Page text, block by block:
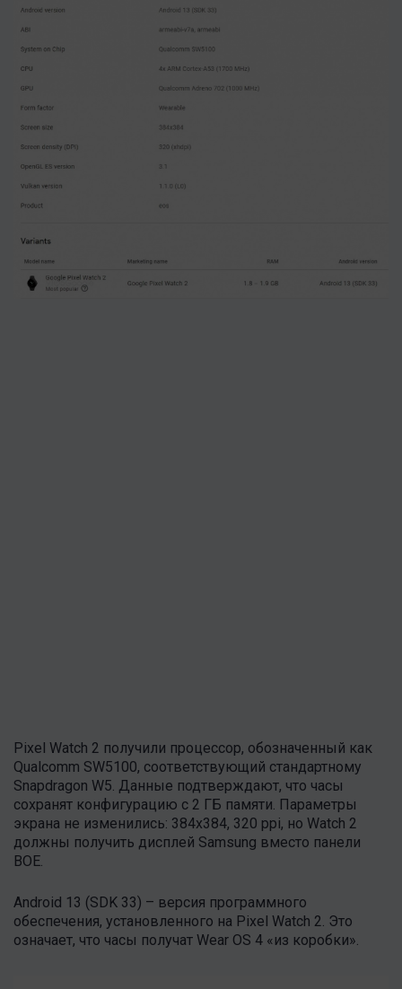
Pixel Watch 2 получили процессор, обозначенный как
Qualcomm SW5100, соответствующий стандартному
Snapdragon W5. Данные подтверждают, что часы
сохранят конфигурацию с 2 ГБ памяти. Параметры
экрана не изменились: 384х384, 320 ppi, но Watch 2
должны получить дисплей Samsung вместо панели
BOE.
Android 13 (SDK 33) – версия программного
обеспечения, установленного на Pixel Watch 2. Это
означает, что часы получат Wear OS 4 «из коробки».